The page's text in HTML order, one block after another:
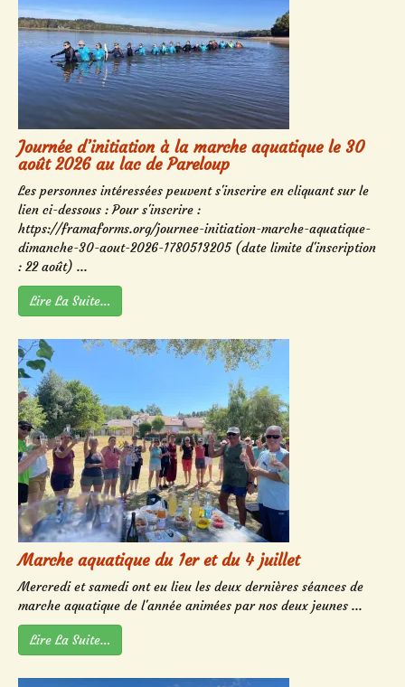
Journée d’initiation à la marche aquatique le 30
août 2026 au lac de Pareloup
Les personnes intéressées peuvent s'inscrire en cliquant sur le
lien ci-dessous : Pour s'inscrire :
https://framaforms.org/journee-initiation-marche-aquatique-
dimanche-30-aout-2026-1780513205 (date limite d'inscription
: 22 août) ...
Lire La Suite…
Marche aquatique du 1er et du 4 juillet
Mercredi et samedi ont eu lieu les deux dernières séances de
marche aquatique de l'année animées par nos deux jeunes ...
Lire La Suite…